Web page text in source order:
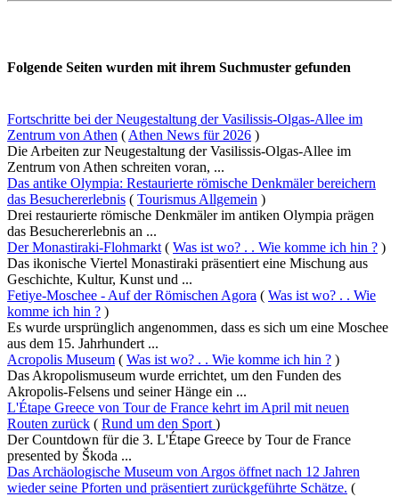
Folgende Seiten wurden mit ihrem Suchmuster gefunden
Fortschritte bei der Neugestaltung der Vasilissis-Olgas-Allee im
Zentrum von Athen ( Athen News für 2026 )
Die Arbeiten zur Neugestaltung der Vasilissis-Olgas-Allee im
Zentrum von Athen schreiten voran, ...
Das antike Olympia: Restaurierte römische Denkmäler bereichern
das Besuchererlebnis ( Tourismus Allgemein )
Drei restaurierte römische Denkmäler im antiken Olympia prägen
das Besuchererlebnis an ...
Der Monastiraki-Flohmarkt ( Was ist wo? . . Wie komme ich hin ? )
Das ikonische Viertel Monastiraki präsentiert eine Mischung aus
Geschichte, Kultur, Kunst und ...
Fetiye-Moschee - Auf der Römischen Agora ( Was ist wo? . . Wie
komme ich hin ? )
Es wurde ursprünglich angenommen, dass es sich um eine Moschee
aus dem 15. Jahrhundert ...
Acropolis Museum ( Was ist wo? . . Wie komme ich hin ? )
Das Akropolismuseum wurde errichtet, um den Funden des
Akropolis-Felsens und seiner Hänge ein ...
L'Étape Greece von Tour de France kehrt im April mit neuen
Routen zurück ( Rund um den Sport )
Der Countdown für die 3. L'Étape Greece by Tour de France
presented by Škoda ...
Das Archäologische Museum von Argos öffnet nach 12 Jahren
wieder seine Pforten und präsentiert zurückgeführte Schätze. (